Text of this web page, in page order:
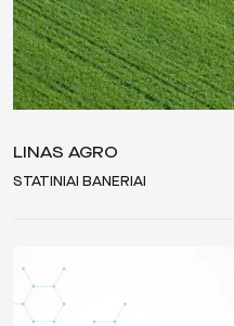
LINAS AGRO
STATINIAI BANERIAI